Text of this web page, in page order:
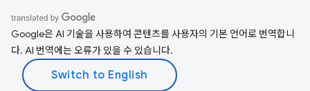
Google은 AI 기술을 사용하여 콘텐츠를 사용자의 기본 언어로 번역합니
다. AI 번역에는 오류가 있을 수 있습니다.